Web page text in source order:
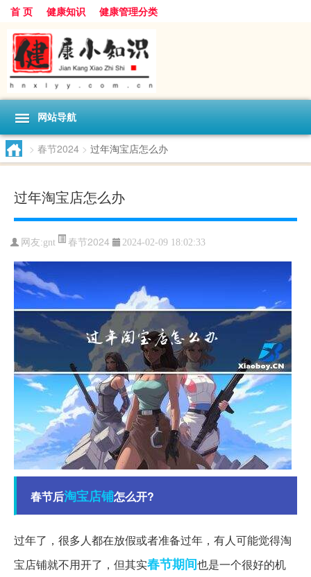
首 页 健康知识 健康管理分类
网站导航
> 春节2024 > 过年淘宝店怎么办
过年淘宝店怎么办
网友:gnt 春节2024 2024-02-09 18:02:33
春节后淘宝店铺怎么开?
过年了，很多人都在放假或者准备过年，有人可能觉得淘
宝店铺就不用开了，但其实春节期间也是一个很好的机